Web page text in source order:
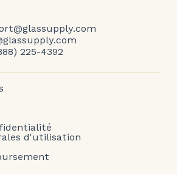
225-4392
d'utilisation